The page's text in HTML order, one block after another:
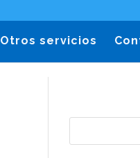
Otros servicios